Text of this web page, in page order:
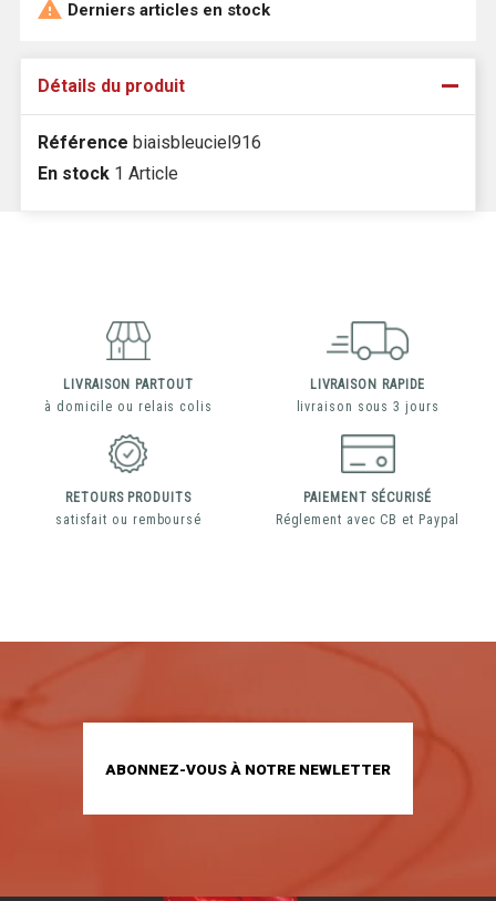
Détails du produit
Référence biaisbleuciel916
En stock 1 Article
 Derniers articles en stock
LIVRAISON PARTOUT
à domicile ou relais colis
LIVRAISON RAPIDE
livraison sous 3 jours
RETOURS PRODUITS
satisfait ou remboursé
PAIEMENT SÉCURISÉ
Réglement avec CB et Paypal
ABONNEZ-VOUS À NOTRE NEWLETTER